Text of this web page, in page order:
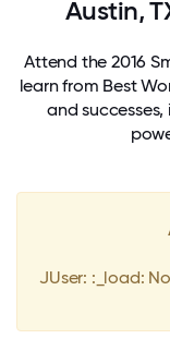
Austin,
Attend the 2016
learn from Best
and
JUser: :_load: